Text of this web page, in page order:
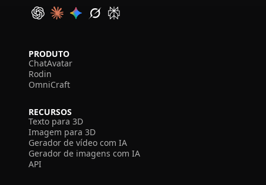
PRODUTO
ChatAvatar
Rodin
OmniCraft
RECURSOS
Texto para 3D
Imagem para 3D
Gerador de vídeo com IA
Gerador de imagens com IA
API